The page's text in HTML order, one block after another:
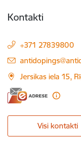
Kontakti
+371 27839800
E-pasts:
Jersikas iela 15,
Visi kontakti